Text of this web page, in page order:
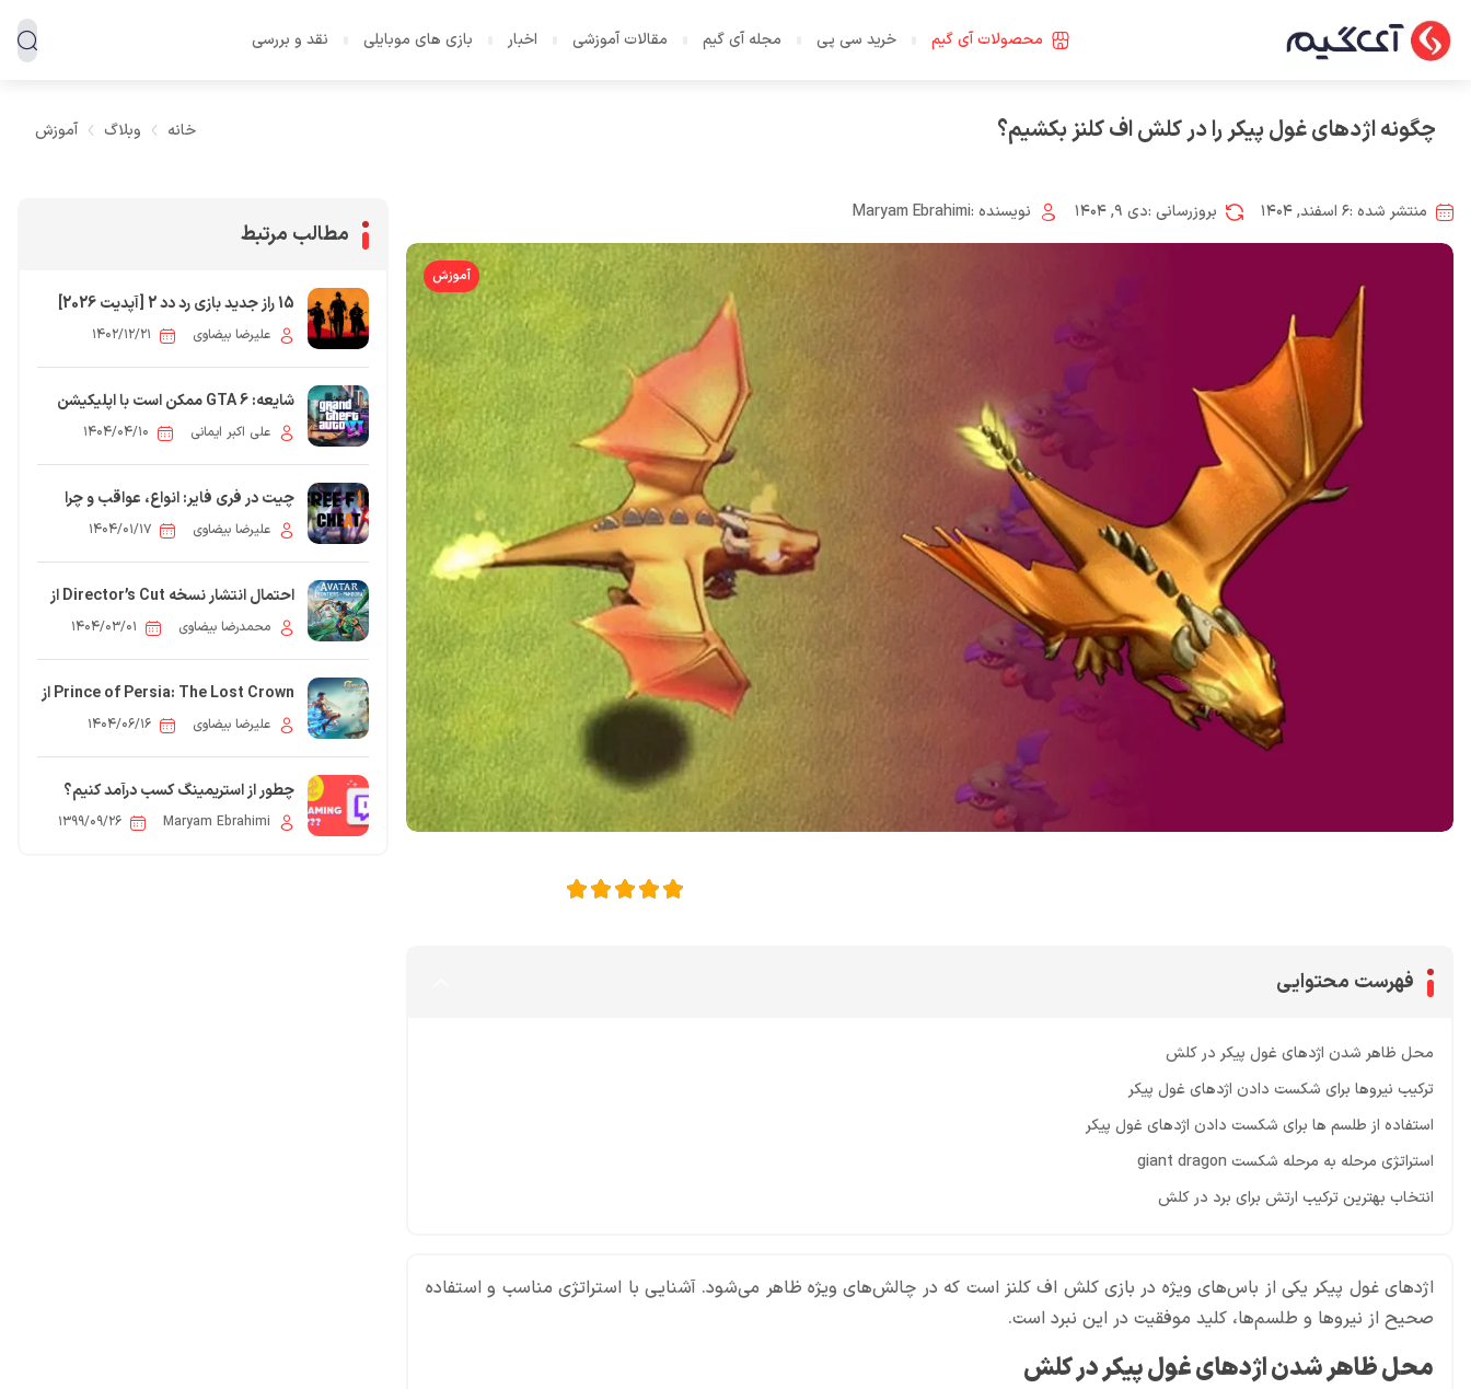
محصولات آی گیم خرید سی پی مجله آی گیم مقالات آموزشی اخبار بازی های موبایلی نقد و بررسی
چگونه اژدهای غول پیکر را در کلش اف کلنز بکشیم؟ خانه وبلاگ آموزش
منتشر شده :۶ اسفند, ۱۴۰۴ بروزرسانی :دی ۹, ۱۴۰۴ نویسنده :Maryam Ebrahimi
آموزش
فهرست محتوایی
محل ظاهر شدن اژدهای غول پیکر در کلش
ترکیب نیروها برای شکست دادن اژدهای غول پیکر
استفاده از طلسم ها برای شکست دادن اژدهای غول پیکر
استراتژی مرحله به مرحله شکست giant dragon
انتخاب بهترین ترکیب ارتش برای برد در کلش
اژدهای غول پیکر یکی از باس‌های ویژه در بازی کلش اف کلنز است که در چالش‌های ویژه ظاهر می‌شود. آشنایی با استراتژی مناسب و استفاده
صحیح از نیروها و طلسم‌ها، کلید موفقیت در این نبرد است.
محل ظاهر شدن اژدهای غول پیکر در کلش
مطالب مرتبط
15 راز جدید بازی رد دد 2 [آپدیت 2026]
علیرضا بیضاوی ۱۴۰۲/۱۲/۲۱
شایعه: GTA 6 ممکن است با اپلیکیشن
همراه انقلابی عرضه شود
علی اکبر ایمانی ۱۴۰۴/۰۴/۱۰
چیت در فری فایر: انواع، عواقب و چرا
نباید از آن استفاده کنید؟
علیرضا بیضاوی ۱۴۰۴/۰۱/۱۷
احتمال انتشار نسخه Director’s Cut از
بازی Avatar: Frontiers of Pandoraمحمدرضا بیضاوی ۱۴۰۴/۰۳/۰۱
Prince of Persia: The Lost Crown از
۳ میلیون بازیکن عبور کرد
علیرضا بیضاوی ۱۴۰۴/۰۶/۱۶
چطور از استریمینگ کسب درآمد کنیم؟
Maryam Ebrahimi ۱۳۹۹/۰۹/۲۶